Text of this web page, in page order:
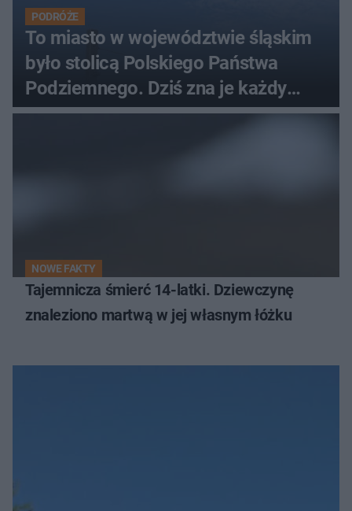
PODRÓŻE
To miasto w województwie śląskim
było stolicą Polskiego Państwa
Podziemnego. Dziś zna je każdy
pielgrzym
NOWE FAKTY
Tajemnicza śmierć 14-latki. Dziewczynę
znaleziono martwą w jej własnym łóżku